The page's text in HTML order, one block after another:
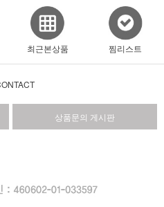
최근본상품 찜리스트
상품문의 게시판